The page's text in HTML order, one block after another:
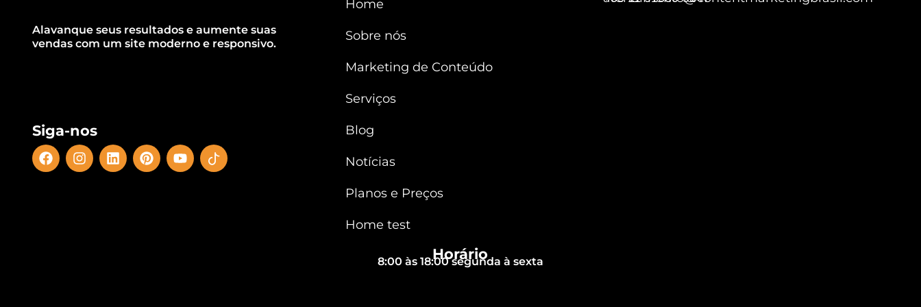
Alavanque seus resultados e aumente suas
vendas com um site moderno e responsivo.
Siga-nos
Home
Sobre nós
Marketing de Conteúdo
Serviços
Blog
Notícias
Planos e Preços
Home test
Horário
8:00 às 18:00 segunda à sexta